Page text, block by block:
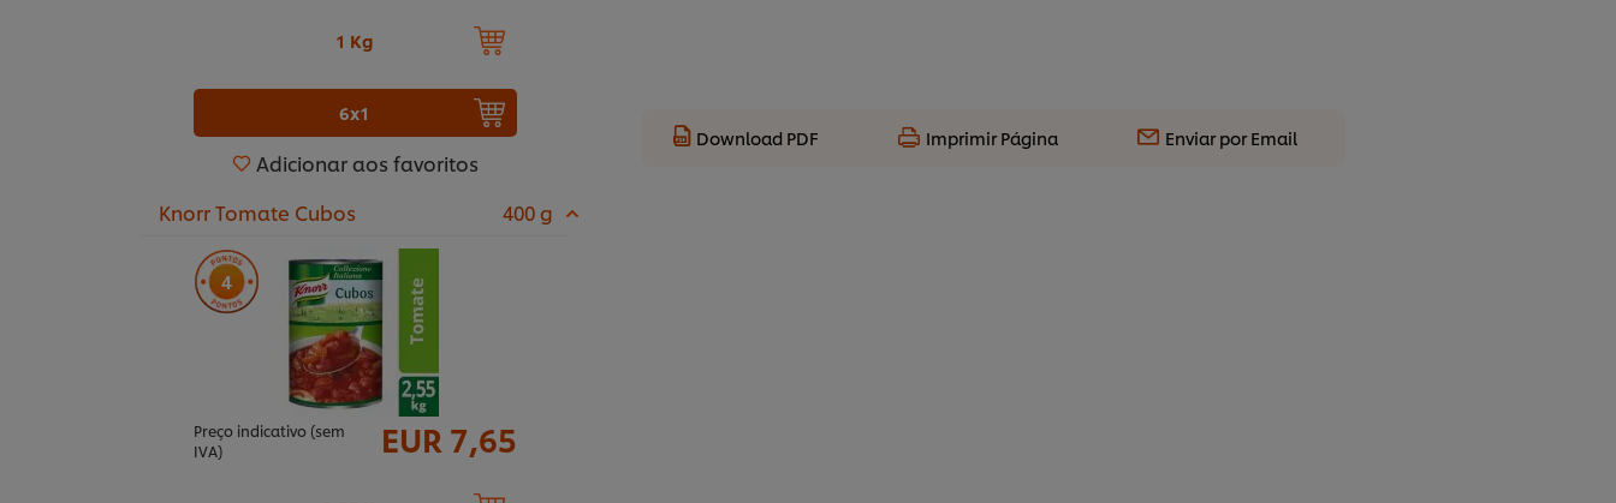
1 Kg
6x1
Adicionar aos favoritos
Knorr Tomate Cubos
400 g
4
Preço indicativo (sem
IVA)
EUR 7,65
Download PDF Imprimir Página Enviar por Email